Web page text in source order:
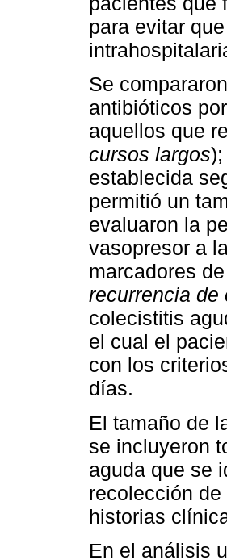
para evitar
Se
antibióticos
aquellos que
cursos largos
establecida
permitió un
evaluaron la
vasopresor a
marcadores
recurrencia
colecistitis
el cual el
con los
días.
El tamaño de
se incluyeron
aguda que se
recolección
historias
En el análisis